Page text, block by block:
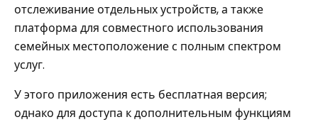
отслеживание отдельных устройств, а также
платформа для совместного использования
семейных местоположение с полным спектром
услуг.
У этого приложения есть бесплатная версия;
однако для доступа к дополнительным функциям